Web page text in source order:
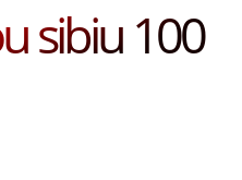
sibiu 100